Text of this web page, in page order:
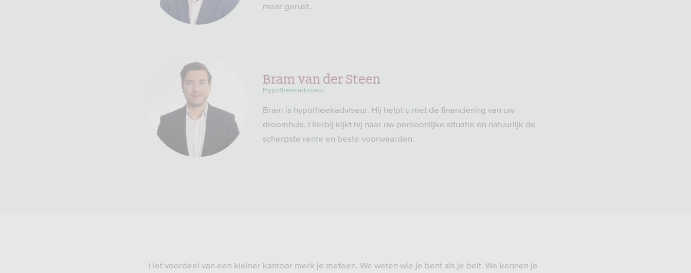
maar gerust.
Bram van der Steen
Hypotheekadviseur
Bram is hypotheekadviseur. Hij helpt u met de financiering van uw
droomhuis. Hierbij kijkt hij naar uw persoonlijke situatie en natuurlijk de
scherpste rente en beste voorwaarden.
Het voordeel van een kleiner kantoor merk je meteen. We weten wie je bent als je belt. We kennen je